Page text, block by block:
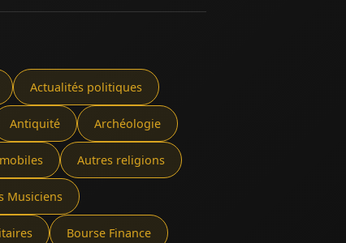
Actualités politiques
Antiquité Archéologie
Autres religions
Musiciens
Bourse Finance